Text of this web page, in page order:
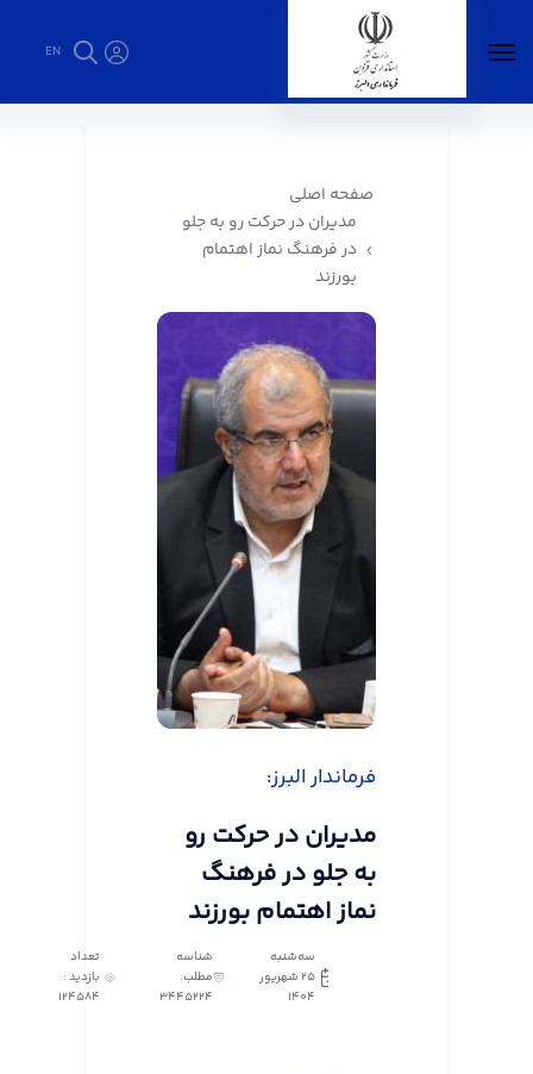
EN
صفحه اصلی
مدیران در حرکت رو به جلو
در فرهنگ نماز اهتمام
بورزند
فرماندار البرز:
مدیران در حرکت رو
به جلو در فرهنگ
نماز اهتمام بورزند
سه‌شنبه
25 شهریور
1404
شناسه
مطلب:
3445224
تعداد
بازدید :
124584